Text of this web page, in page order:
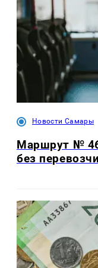
Новости Самары
Маршрут №
без